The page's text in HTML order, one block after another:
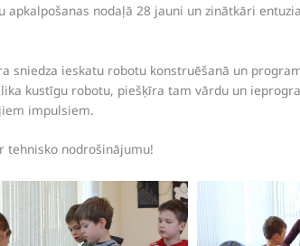
nodaļā 28 jauni un zinātkāri
sniedza ieskatu robotu konstruēšanā un
kustīgu robotu, piešķīra tam vārdu un
impulsiem.
tehnisko nodrošinājumu!